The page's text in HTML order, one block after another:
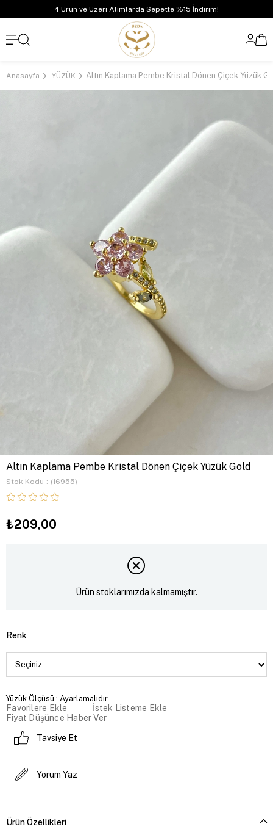
4 Ürün ve Üzeri Alımlarda Sepette %15 İndirim!
Anasayfa YÜZÜK Altın Kaplama Pembe Kristal Dönen Çiçek Yüzük
Altın Kaplama Pembe Kristal Dönen Çiçek Yüzük Gold
Stok Kodu (16955)
₺209,00
Ürün stoklarımızda kalmamıştır.
Renk
Yüzük Ölçüsü : Ayarlamalıdır.
Favorilere Ekle
İstek Listeme Ekle
Fiyat Düşünce Haber Ver
Tavsiye Et
Yorum Yaz
Ürün Özellikleri